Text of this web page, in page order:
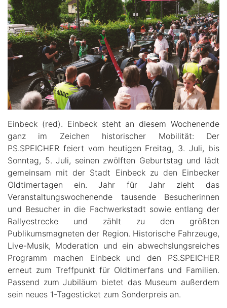
Einbeck (red). Einbeck steht an diesem Wochenende
ganz im Zeichen historischer Mobilität: Der
PS.SPEICHER feiert vom heutigen Freitag, 3. Juli, bis
Sonntag, 5. Juli, seinen zwölften Geburtstag und lädt
gemeinsam mit der Stadt Einbeck zu den Einbecker
Oldtimertagen ein. Jahr für Jahr zieht das
Veranstaltungswochenende tausende Besucherinnen
und Besucher in die Fachwerkstadt sowie entlang der
Rallyestrecke und zählt zu den größten
Publikumsmagneten der Region. Historische Fahrzeuge,
Live-Musik, Moderation und ein abwechslungsreiches
Programm machen Einbeck und den PS.SPEICHER
erneut zum Treffpunkt für Oldtimerfans und Familien.
Passend zum Jubiläum bietet das Museum außerdem
sein neues 1-Tagesticket zum Sonderpreis an.